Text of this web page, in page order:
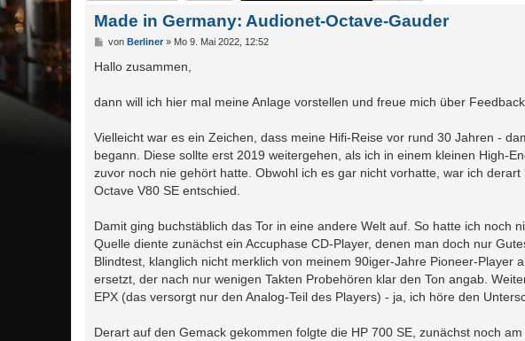
Made in Germany: Audionet-Octave-Gauder
B
i
a
g
von Berliner» Mo 9. Mai 2022, 12:52
Hallo zusammen,
dann will ich hier mal meine Anlage vorstellen und freue mich über Feedback.
Vielleicht war es ein Zeichen, dass meine Hifi-Reise vor rund 30 Jahren -
begann. Diese sollte erst 2019 weitergehen, als ich in einem kleinen High-
zuvor noch nie gehört hatte. Obwohl ich es gar nicht vorhatte, war ich
Octave V80 SE entschied.
Damit ging buchstäblich das Tor in eine andere Welt auf. So hatte ich noch
Quelle diente zunächst ein Accuphase CD-Player, denen man doch nur
Blindtest, klanglich nicht merklich von meinem 90iger-Jahre Pioneer-Player
ersetzt, der nach nur wenigen Takten Probehören klar den Ton angab.
EPX (das versorgt nur den Analog-Teil des Players) - ja, ich höre den
Derart auf den Gemack gekommen folgte die HP 700 SE, zunächst noch